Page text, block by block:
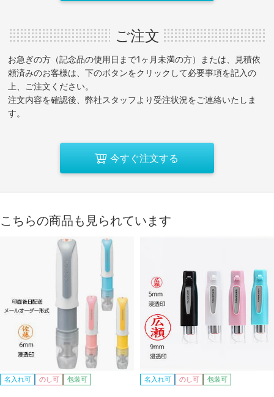
ご注文
お急ぎの方（記念品の使用日まで1ヶ月未満の方）または、見積依
頼済みのお客様は、下のボタンをクリックして必要事項を記入の
上、ご注文ください。
注文内容を確認後、弊社スタッフより受注状況をご連絡いたしま
す。
今すぐ注文する
こちらの商品も見られています
名入れ可 のし可 包装可 名入れ可 のし可 包装可